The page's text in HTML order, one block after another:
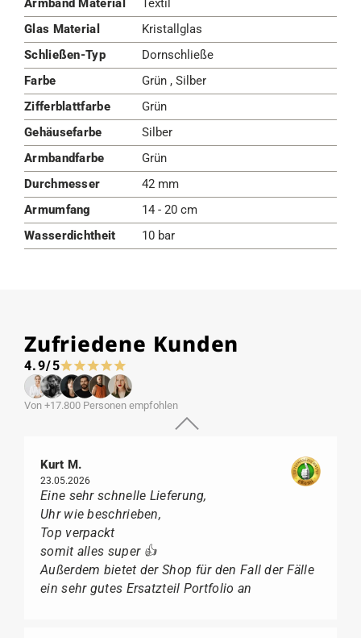
Armband Material
Textil
Glas Material
Kristallglas
Schließen-Typ
Dornschließe
Farbe
Grün , Silber
Zifferblattfarbe
Grün
Gehäusefarbe
Silber
Armbandfarbe
Grün
Durchmesser
42 mm
Armumfang
14 - 20 cm
Wasserdichtheit
10 bar
Zufriedene Kunden
4.9/5
Von +17.800 Personen empfohlen
Kurt M.
23.05.2026
Eine sehr schnelle Lieferung,
Uhr wie beschrieben,
Top verpackt
somit alles super 👍
Außerdem bietet der Shop für den Fall der Fälle
ein sehr gutes Ersatzteil Portfolio an